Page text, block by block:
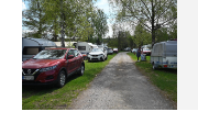
Lue
Leirintäoppaan
artikkeli:
Merellinen